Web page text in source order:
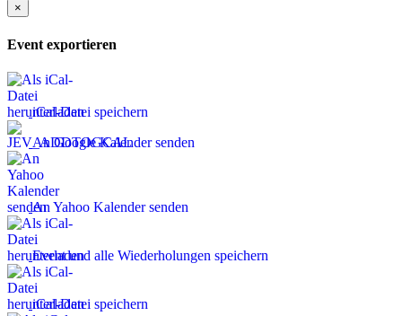
×
Event exportieren
iCal-Datei speichern
An Google Kalender senden
An Yahoo Kalender senden
Event und alle Wiederholungen speichern
iCal-Datei speichern